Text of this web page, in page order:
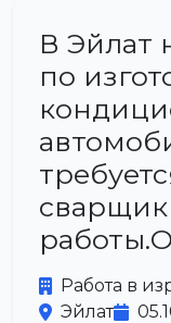
В Эйлат
по
Работа в
Эйлат